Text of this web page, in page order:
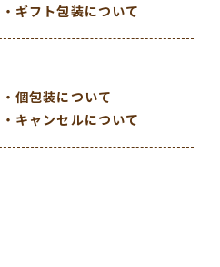
ギフト包装について
個包装について
キャンセルについて